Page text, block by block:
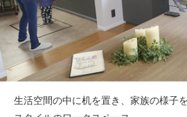
生活空間の中に机を置き、家族の様子